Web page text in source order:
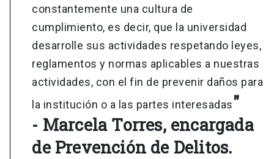
constantemente una cultura de
cumplimiento, es decir, que la universidad
desarrolle sus actividades respetando leyes,
reglamentos y normas aplicables a nuestras
actividades, con el fin de prevenir daños para
la institución o a las partes interesadas"
- Marcela Torres, encargada
de Prevención de Delitos.